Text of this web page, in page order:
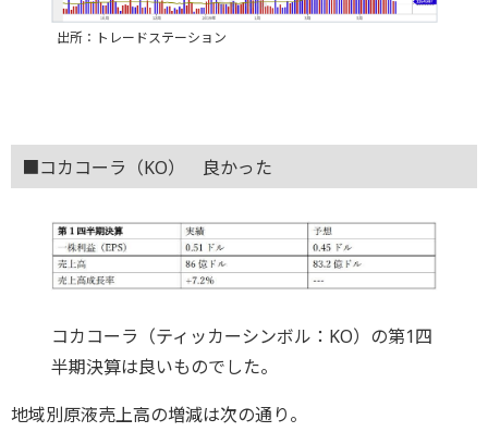
出所：トレードステーション
■コカコーラ（KO） 良かった
コカコーラ（ティッカーシンボル：KO）の第1四
半期決算は良いものでした。
地域別原液売上高の増減は次の通り。